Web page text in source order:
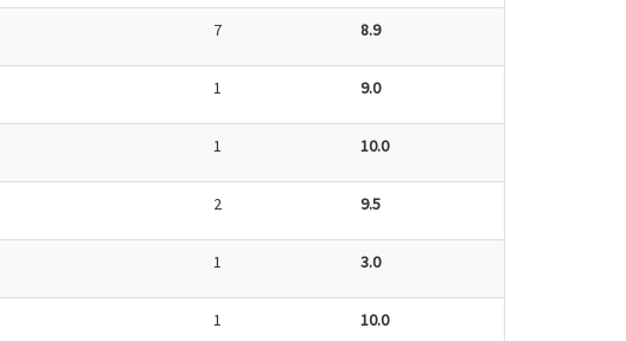
7 8.9
1 9.0
1 10.0
2 9.5
1 3.0
1 10.0